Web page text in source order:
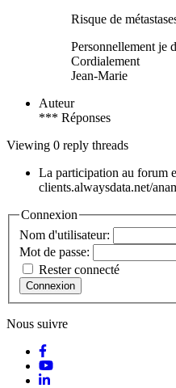
Risque de
Personnellement je
Cordialement
Jean-Marie
Auteur
*** Réponses
Viewing 0 reply threads
La participation au forum
clients.alwaysdata.net/
Connexion
Nom d'utilisateur:
Mot de passe:
Rester connecté
Connexion
Nous suivre